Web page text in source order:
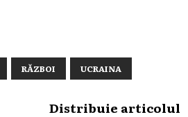
RĂZBOI UCRAINA
Distribuie articolul